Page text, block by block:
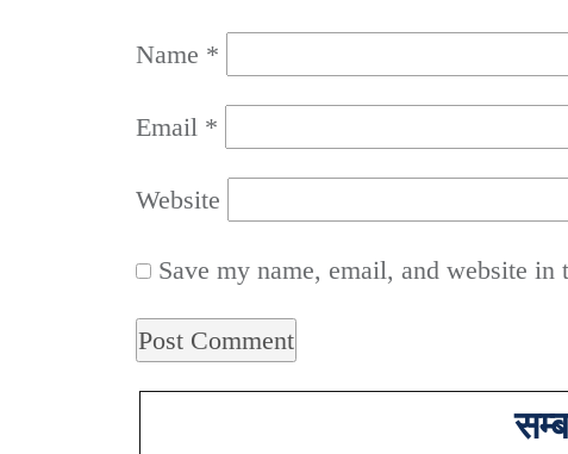
Name *
Email *
Website
Save my name, email, and website